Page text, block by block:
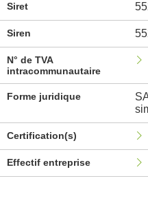
Siret
Siren
N° de TVA
intracommunautaire
Forme juridique
Certification(s)
Effectif entreprise